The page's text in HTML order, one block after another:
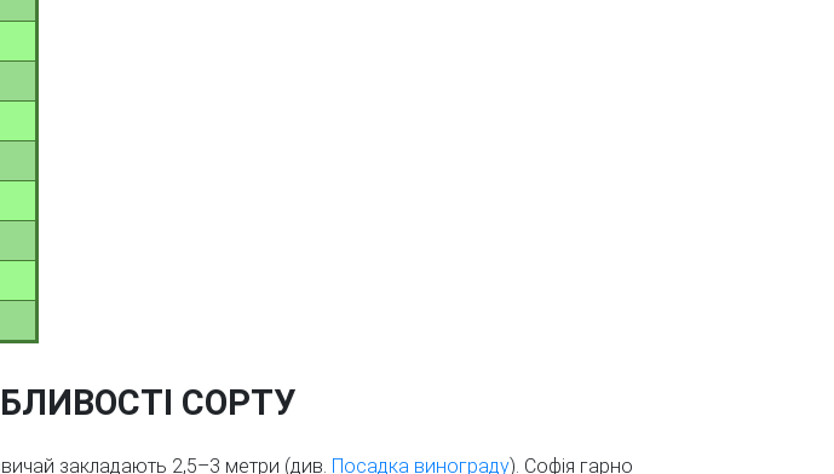
СОРТУ
закладають 2,5–3 метри (див. Посадка винограду). Софія гарно